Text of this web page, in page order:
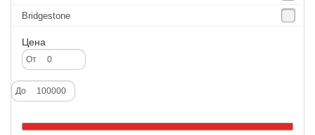
Bridgestone
Continental
CST
Deestone
Dunlop
Excel
Цена
От
До